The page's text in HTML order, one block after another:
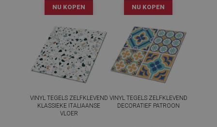
NU KOPEN NU KOPEN
VINYL TEGELS ZELFKLEVEND
KLASSIEKE ITALIAANSE
VLOER
VINYL TEGELS ZELFKLEVEND
DECORATIEF PATROON